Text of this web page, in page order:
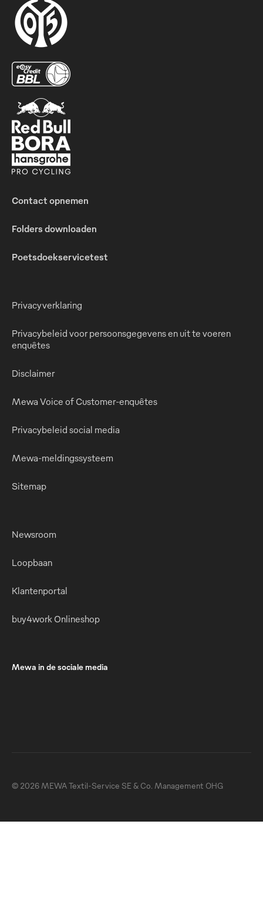
Contact opnemen
Folders downloaden
Poetsdoekservicetest
Privacyverklaring
Privacybeleid voor persoonsgegevens en uit te voeren
enquêtes
Disclaimer
Mewa Voice of Customer-enquêtes
Privacybeleid social media
Mewa-meldingssysteem
Sitemap
Newsroom
Loopbaan
Klantenportal
buy4work Onlineshop
Mewa in de sociale media
© 2026 MEWA Textil-Service SE & Co. Management OHG